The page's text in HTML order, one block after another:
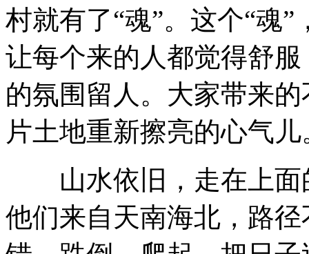
村就有了“魂”。这个“魂
让每个来的人都觉得舒
的氛围留人。大家带来
片土地重新擦亮的心气儿
山水依旧，走在上面
他们来自天南海北，路